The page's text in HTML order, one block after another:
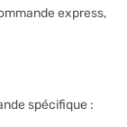
express,
spécifique :